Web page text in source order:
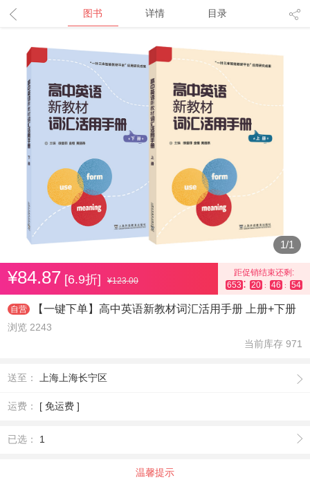
图书 详情 目录
1/1
¥84.87 [6.9折] ¥123.00
距促销结束还剩:
653 : 20 : 46 : 53
自营 【一键下单】高中英语新教材词汇活用手册 上册+下册
浏览 2243
当前库存 971
送至： 上海上海长宁区
运费： [ 免运费 ]
已选： 1
温馨提示